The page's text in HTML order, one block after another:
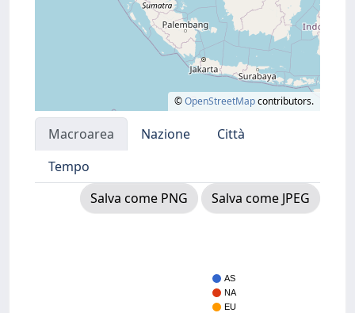
©OpenStreetMapcontributors.
Macroarea Nazione
Città
Tempo
Salva come PNG
Salva come JPEG
AS
NA
EU